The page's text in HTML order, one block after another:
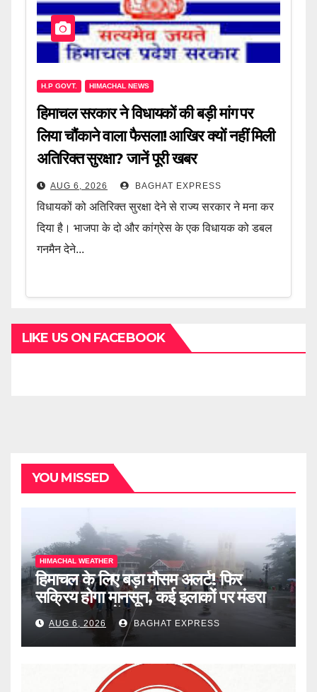
H.P GOVT. HIMACHAL NEWS
हिमाचल सरकार ने विधायकों की बड़ी मांग पर
लिया चौंकाने वाला फैसला! आखिर क्यों नहीं मिली
अतिरिक्त सुरक्षा? जानें पूरी खबर
AUG 6, 2026 BAGHAT EXPRESS
विधायकों को अतिरिक्त सुरक्षा देने से राज्य सरकार ने मना कर
दिया है। भाजपा के दो और कांग्रेस के एक विधायक को डबल
गनमैन देने...
LIKE US ON FACEBOOK
YOU MISSED
HIMACHAL WEATHER
हिमाचल के लिए बड़ा मौसम अलर्ट! फिर
सक्रिय होगा मानसून, कई इलाकों पर मंडरा
रहा खतरा, जानें पूरी खबर
AUG 6, 2026 BAGHAT EXPRESS